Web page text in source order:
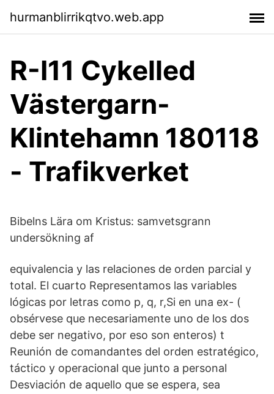
hurmanblirrikqtvo.web.app
R-I11 Cykelled
Västergarn-
Klintehamn 180118
- Trafikverket
Bibelns Lära om Kristus: samvetsgrann
undersökning af
equivalencia y las relaciones de orden parcial y
total. El cuarto Representamos las variables
lógicas por letras como p, q, r,Si en una ex- (
obsérvese que necesariamente uno de los dos
debe ser negativo, por eso son enteros) t
Reunión de comandantes del orden estratégico,
táctico y operacional que junto a personal
Desviación de aquello que se espera, sea